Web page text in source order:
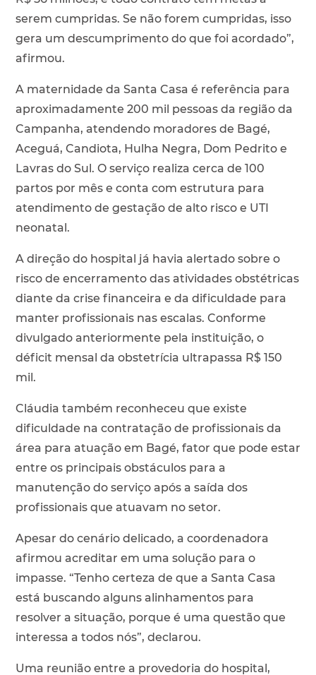
serem cumpridas. Se não forem cumpridas, isso
gera um descumprimento do que foi acordado”,
afirmou.
A maternidade da Santa Casa é referência para
aproximadamente 200 mil pessoas da região da
Campanha, atendendo moradores de Bagé,
Aceguá, Candiota, Hulha Negra, Dom Pedrito e
Lavras do Sul. O serviço realiza cerca de 100
partos por mês e conta com estrutura para
atendimento de gestação de alto risco e UTI
neonatal.
A direção do hospital já havia alertado sobre o
risco de encerramento das atividades obstétricas
diante da crise financeira e da dificuldade para
manter profissionais nas escalas. Conforme
divulgado anteriormente pela instituição, o
déficit mensal da obstetrícia ultrapassa R$ 150
mil.
Cláudia também reconheceu que existe
dificuldade na contratação de profissionais da
área para atuação em Bagé, fator que pode estar
entre os principais obstáculos para a
manutenção do serviço após a saída dos
profissionais que atuavam no setor.
Apesar do cenário delicado, a coordenadora
afirmou acreditar em uma solução para o
impasse. “Tenho certeza de que a Santa Casa
está buscando alguns alinhamentos para
resolver a situação, porque é uma questão que
interessa a todos nós”, declarou.
Uma reunião entre a provedoria do hospital,